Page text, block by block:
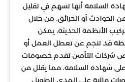
السلامة أنها تسهم في تقليل
عن الحوادث أو الحرائق. من خلال
الأنظمة الحديثة، يمكن
قد تنجم عن تعطل العمل أو
شركات التأمين تقدم خصومات
شهادة السلامة، مما يقلل من
مالية على المدى الطويل.